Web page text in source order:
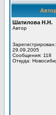
Шатилова Н.Н.
Автор
Зарегистрирован:
29.09.2005
Сообщения: 118
Откуда: